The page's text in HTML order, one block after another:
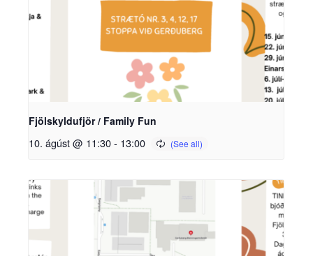
Fjölskyldufjör / Family Fun
10. ágúst @ 11:30- 13:00